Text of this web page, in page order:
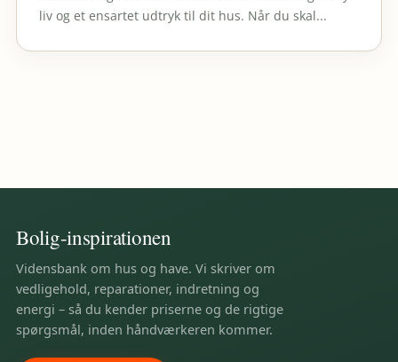
liv og et ensartet udtryk til dit hus. Når du skal...
Bolig-inspirationen
Vidensbank om hus og have. Vi skriver om
vedligehold, reparationer, indretning og
energi – så du kender priserne og de rigtige
spørgsmål, inden håndværkeren kommer.